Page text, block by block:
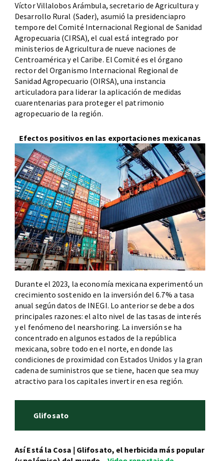
Víctor Villalobos Arámbula, secretario de Agricultura y
Desarrollo Rural (Sader), asumió la presidenciapro
tempore del Comité Internacional Regional de Sanidad
Agropecuaria (CIRSA), el cual está integrado por
ministerios de Agricultura de nueve naciones de
Centroamérica y el Caribe. El Comité es el órgano
rector del Organismo Internacional Regional de
Sanidad Agropecuario (OIRSA), una instancia
articuladora para liderar la aplicación de medidas
cuarentenarias para proteger el patrimonio
agropecuario de la región.
Efectos positivos en las exportaciones mexicanas
Durante el 2023, la economía mexicana experimentó un
crecimiento sostenido en la inversión del 6.7% a tasa
anual según datos de INEGI. Lo anterior se debe a dos
principales razones: el alto nivel de las tasas de interés
y el fenómeno del nearshoring. La inversión se ha
concentrado en algunos estados de la república
mexicana, sobre todo en el norte, en donde las
condiciones de proximidad con Estados Unidos y la gran
cadena de suministros que se tiene, hacen que sea muy
atractivo para los capitales invertir en esa región.
Glifosato
Así Está la Cosa | Glifosato, el herbicida más popular